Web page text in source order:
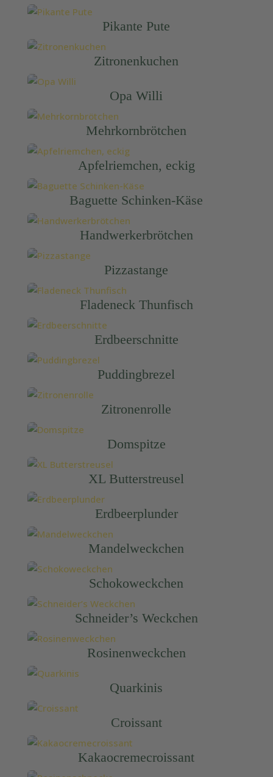
Pikante Pute
Zitronenkuchen
Opa Willi
Mehrkornbrötchen
Apfelriemchen, eckig
Baguette Schinken-Käse
Handwerkerbrötchen
Pizzastange
Fladeneck Thunfisch
Erdbeerschnitte
Puddingbrezel
Zitronenrolle
Domspitze
XL Butterstreusel
Erdbeerplunder
Mandelweckchen
Schokoweckchen
Schneider’s Weckchen
Rosinenweckchen
Quarkinis
Croissant
Kakaocremecroissant